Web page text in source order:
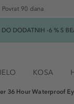
Povrat 90 dana
DODATNIH -6 % S
KOSA
36 Hour Waterproof